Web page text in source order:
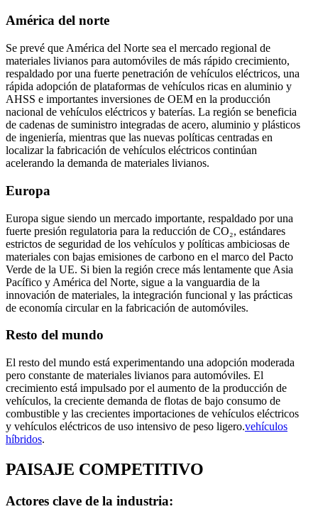
América del norte
Se prevé que América del Norte sea el mercado regional de
materiales livianos para automóviles de más rápido crecimiento,
respaldado por una fuerte penetración de vehículos eléctricos, una
rápida adopción de plataformas de vehículos ricas en aluminio y
AHSS e importantes inversiones de OEM en la producción
nacional de vehículos eléctricos y baterías. La región se beneficia
de cadenas de suministro integradas de acero, aluminio y plásticos
de ingeniería, mientras que las nuevas políticas centradas en
localizar la fabricación de vehículos eléctricos continúan
acelerando la demanda de materiales livianos.
Europa
Europa sigue siendo un mercado importante, respaldado por una
fuerte presión regulatoria para la reducción de CO₂, estándares
estrictos de seguridad de los vehículos y políticas ambiciosas de
materiales con bajas emisiones de carbono en el marco del Pacto
Verde de la UE. Si bien la región crece más lentamente que Asia
Pacífico y América del Norte, sigue a la vanguardia de la
innovación de materiales, la integración funcional y las prácticas
de economía circular en la fabricación de automóviles.
Resto del mundo
El resto del mundo está experimentando una adopción moderada
pero constante de materiales livianos para automóviles. El
crecimiento está impulsado por el aumento de la producción de
vehículos, la creciente demanda de flotas de bajo consumo de
combustible y las crecientes importaciones de vehículos eléctricos
y vehículos eléctricos de uso intensivo de peso ligero.vehículos
híbridos.
PAISAJE COMPETITIVO
Actores clave de la industria: